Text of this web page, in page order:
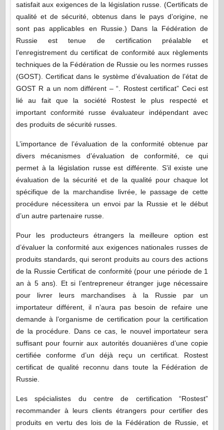
satisfait aux exigences de la législation russe. (Certificats de
qualité et de sécurité, obtenus dans le pays d’origine, ne
sont pas applicables en Russie.) Dans la Fédération de
Russie est tenue de certification préalable et
l’enregistrement du certificat de conformité aux règlements
techniques de la Fédération de Russie ou les normes russes
(GOST). Certificat dans le système d’évaluation de l’état de
GOST R a un nom différent – “. Rostest certificat” Ceci est
lié au fait que la société Rostest le plus respecté et
important conformité russe évaluateur indépendant avec
des produits de sécurité russes.
L’importance de l’évaluation de la conformité obtenue par
divers mécanismes d’évaluation de conformité, ce qui
permet à la législation russe est différente. S’il existe une
évaluation de la sécurité et de la qualité pour chaque lot
spécifique de la marchandise livrée, le passage de cette
procédure nécessitera un envoi par la Russie et le début
d’un autre partenaire russe.
Pour les producteurs étrangers la meilleure option est
d’évaluer la conformité aux exigences nationales russes de
produits standards, qui seront produits au cours des actions
de la Russie Certificat de conformité (pour une période de 1
an à 5 ans). Et si l’entrepreneur étranger juge nécessaire
pour livrer leurs marchandises à la Russie par un
importateur différent, il n’aura pas besoin de refaire une
demande à l’organisme de certification pour la certification
de la procédure. Dans ce cas, le nouvel importateur sera
suffisant pour fournir aux autorités douanières d’une copie
certifiée conforme d’un déjà reçu un certificat. Rostest
certificat de qualité reconnu dans toute la Fédération de
Russie.
Les spécialistes du centre de certification “Rostest”
recommander à leurs clients étrangers pour certifier des
produits en vertu des lois de la Fédération de Russie, et